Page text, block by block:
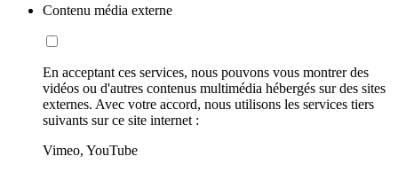
Contenu média externe
En acceptant ces services, nous pouvons vous montrer des
vidéos ou d'autres contenus multimédia hébergés sur des sites
externes. Avec votre accord, nous utilisons les services tiers
suivants sur ce site internet :
Vimeo, YouTube